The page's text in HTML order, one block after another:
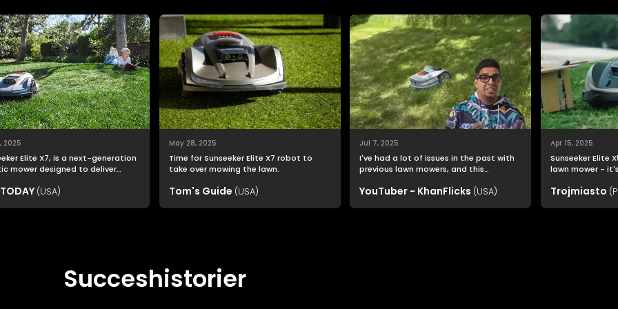
2025
Elite X7, is a next-generation
mower designed to deliver
precision and smart navigation.
(USA)
May 28, 2025
Time for Sunseeker Elite X7 robot to
take over mowing the lawn.
Tom's Guide (USA)
Jul 7, 2025
I've had a lot of issues in the past with
previous lawn mowers, and this
setup than I imagined.
YouTuber - KhanFlicks (USA)
Apr 15, 2025
Sunseeker Elite
lawn mower -
perfectly
Trojmiasto
Succeshistorier